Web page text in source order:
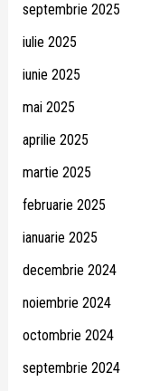
septembrie 2025
iulie 2025
iunie 2025
mai 2025
aprilie 2025
martie 2025
februarie 2025
ianuarie 2025
decembrie 2024
noiembrie 2024
octombrie 2024
septembrie 2024